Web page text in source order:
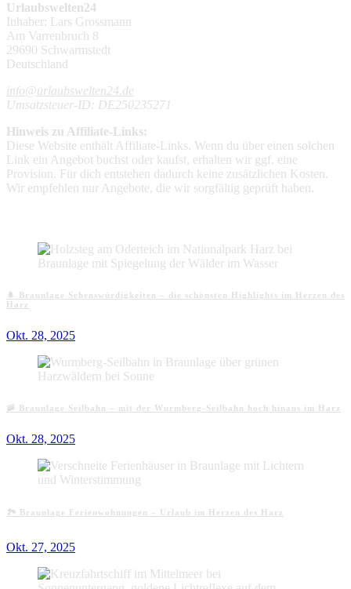
Urlaubswelten24
Inhaber: Lars Grossmann
Am Varrenbruch 8
29690 Schwarmstedt
Deutschland
info@urlaubswelten24.de
Umsatzsteuer-ID: DE250235271
Hinweis zu Affiliate-Links:
Diese Website enthält Affiliate-Links. Wenn du über einen solchen
Link ein Angebot buchst oder kaufst, erhalten wir ggf. eine
Provision. Für dich entstehen dadurch keine zusätzlichen Kosten.
Wir empfehlen nur Angebote, die wir sorgfältig geprüft haben.
🌲 Braunlage Sehenswürdigkeiten – die schönsten Highlights im Herzen des
Harz
Okt. 28, 2025
🚠 Braunlage Seilbahn – mit der Wurmberg-Seilbahn hoch hinaus im Harz
Okt. 28, 2025
🏞️ Braunlage Ferienwohnungen – Urlaub im Herzen des Harz
Okt. 27, 2025